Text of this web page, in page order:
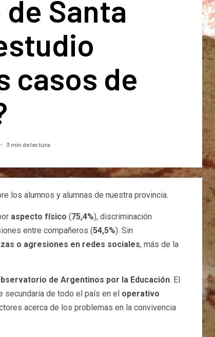
de Santa
casos de
3 min de lectura
los alumnos y alumnas de nuestra provincia.
aspecto físico (75,4%), discriminación
entre compañeros (54,5%). Sin
o agresiones en redes sociales, más de la
de Argentinos por la Educación. El
secundaria de todo el país en el operativo
acerca de los problemas en la convivencia